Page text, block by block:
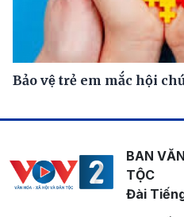
Bảo vệ trẻ em mắc hội
BAN
TỘC
Đài